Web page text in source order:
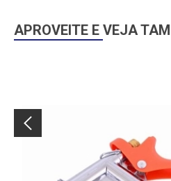
APROVEITE E VEJA